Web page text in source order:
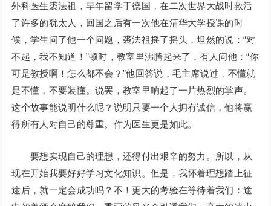
外科医生裘法祖，早年留学于德国，在二次世界大战时救活
了许多的犹太人，回国之后有一次他在清华大学授课的时
候，学生问了他一个问题，裘法祖摇了摇头，坦然的说：“对
不起，我不知道！”顿时，教室里沸腾起来了，有人问他：“你
可是教授啊！怎么都不会？”他回答说，毛主席说过，不懂就
是不懂，不要装懂。说罢，教室里响起了一片热烈的掌声。
这个故事能说明什么呢？说明只要一个人拥有诚信，他将赢
得所有人对自己的尊重。作为医生更是如此。
要想实现自己的理想，还得付出艰辛的努力。所以，从
现在开始我要好好学习文化知识。但是，我怀着理想踏上征
途后，就一定会成功吗？不！更大的考验在等待着我们：途